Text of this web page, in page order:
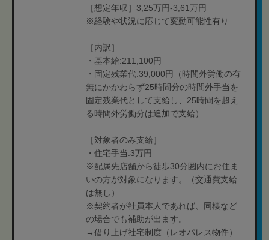
［想定年収］3,25万円-3,61万円
※経験や状況に応じて変動可能性有り
［内訳］
・基本給:211,100円
・固定残業代:39,000円（時間外労働の有
無にかかわらず25時間分の時間外手当を
固定残業代として支給し、25時間を超え
る時間外労働分は追加で支給）
［対象者のみ支給］
・住宅手当:3万円
※配属先店舗から徒歩30分圏内にお住ま
いの方が対象になります。（交通費支給
は無し）
※契約者が社員本人であれば、同棲など
の場合でも補助が出ます。
→借り上げ社宅制度（レオパレス物件）